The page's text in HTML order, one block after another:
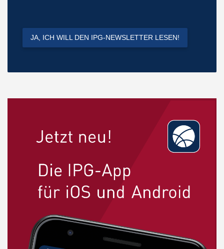
JA, ICH WILL DEN IPG-NEWSLETTER LESEN!